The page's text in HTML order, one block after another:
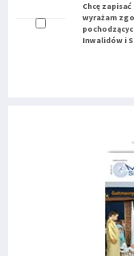
Chcę
wyrażam
Inwalidów i